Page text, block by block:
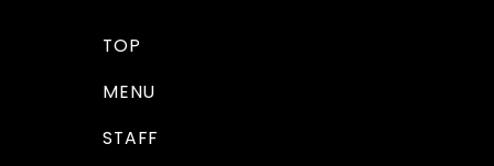
TOP
MENU
STAFF